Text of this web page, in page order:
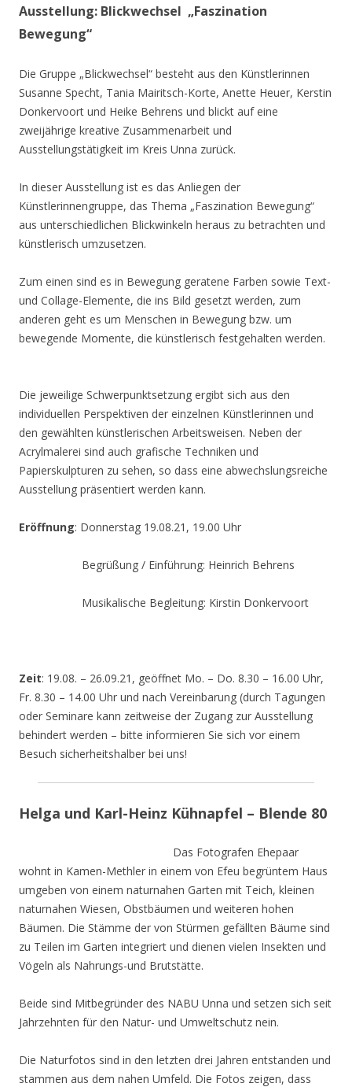
Ausstellung: Blickwechsel „Faszination
Bewegung“
Die Gruppe „Blickwechsel“ besteht aus den Künstlerinnen
Susanne Specht, Tania Mairitsch-Korte, Anette Heuer, Kerstin
Donkervoort und Heike Behrens und blickt auf eine
zweijährige kreative Zusammenarbeit und
Ausstellungstätigkeit im Kreis Unna zurück.
In dieser Ausstellung ist es das Anliegen der
Künstlerinnengruppe, das Thema „Faszination Bewegung“
aus unterschiedlichen Blickwinkeln heraus zu betrachten und
künstlerisch umzusetzen.
Zum einen sind es in Bewegung geratene Farben sowie Text-
und Collage-Elemente, die ins Bild gesetzt werden, zum
anderen geht es um Menschen in Bewegung bzw. um
bewegende Momente, die künstlerisch festgehalten werden.
Die jeweilige Schwerpunktsetzung ergibt sich aus den
individuellen Perspektiven der einzelnen Künstlerinnen und
den gewählten künstlerischen Arbeitsweisen. Neben der
Acrylmalerei sind auch grafische Techniken und
Papierskulpturen zu sehen, so dass eine abwechslungsreiche
Ausstellung präsentiert werden kann.
Eröffnung: Donnerstag 19.08.21, 19.00 Uhr
Begrüßung / Einführung: Heinrich Behrens
Musikalische Begleitung: Kirstin Donkervoort
Zeit: 19.08. – 26.09.21, geöffnet Mo. – Do. 8.30 – 16.00 Uhr,
Fr. 8.30 – 14.00 Uhr und nach Vereinbarung (durch Tagungen
oder Seminare kann zeitweise der Zugang zur Ausstellung
behindert werden – bitte informieren Sie sich vor einem
Besuch sicherheitshalber bei uns!
Helga und Karl-Heinz Kühnapfel – Blende 80
Das Fotografen Ehepaar
wohnt in Kamen-Methler in einem von Efeu begrüntem Haus
umgeben von einem naturnahen Garten mit Teich, kleinen
naturnahen Wiesen, Obstbäumen und weiteren hohen
Bäumen. Die Stämme der von Stürmen gefällten Bäume sind
zu Teilen im Garten integriert und dienen vielen Insekten und
Vögeln als Nahrungs-und Brutstätte.
Beide sind Mitbegründer des NABU Unna und setzen sich seit
Jahrzehnten für den Natur- und Umweltschutz nein.
Die Naturfotos sind in den letzten drei Jahren entstanden und
stammen aus dem nahen Umfeld. Die Fotos zeigen, dass